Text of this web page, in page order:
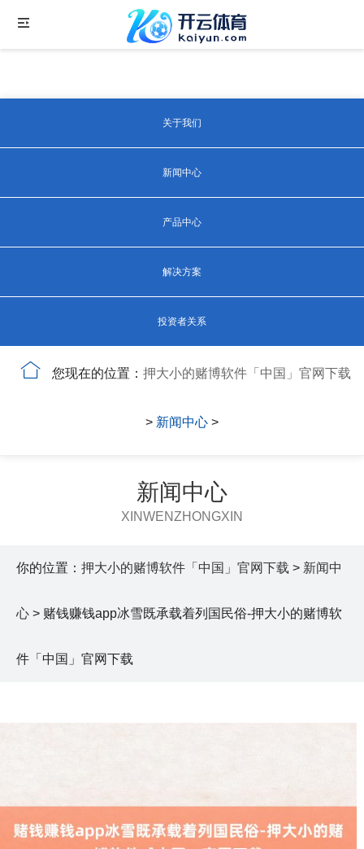
关于我们
新闻中心
产品中心
解决方案
投资者关系
您现在的位置： 押大小的赌博软件「中国」官网下载
> 新闻中心 >
新闻中心
XINWENZHONGXIN
你的位置： 押大小的赌博软件「中国」官网下载 > 新闻中
心 > 赌钱赚钱app冰雪既承载着列国民俗-押大小的赌博软
件「中国」官网下载